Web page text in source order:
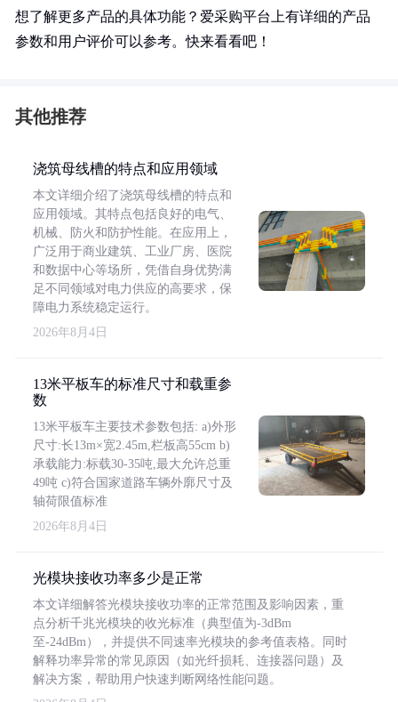
想了解更多产品的具体功能？爱采购平台上有详细的产品
参数和用户评价可以参考。快来看看吧！
其他推荐
浇筑母线槽的特点和应用领域
本文详细介绍了浇筑母线槽的特点和
应用领域。其特点包括良好的电气、
机械、防火和防护性能。在应用上，
广泛用于商业建筑、工业厂房、医院
和数据中心等场所，凭借自身优势满
足不同领域对电力供应的高要求，保
障电力系统稳定运行。
2026年8月4日
13米平板车的标准尺寸和载重参
数
13米平板车主要技术参数包括: a)外形
尺寸:长13m×宽2.45m,栏板高55cm b)
承载能力:标载30-35吨,最大允许总重
49吨 c)符合国家道路车辆外廓尺寸及
轴荷限值标准
2026年8月4日
光模块接收功率多少是正常
本文详细解答光模块接收功率的正常范围及影响因素，重
点分析千兆光模块的收光标准（典型值为-3dBm
至-24dBm），并提供不同速率光模块的参考值表格。同时
解释功率异常的常见原因（如光纤损耗、连接器问题）及
解决方案，帮助用户快速判断网络性能问题。